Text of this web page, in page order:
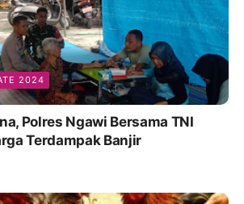
2024
Polres Ngawi Bersama TNI
Terdampak Banjir